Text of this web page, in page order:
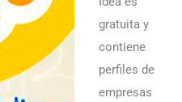
gratuita y
contiene
perfiles de
empresas